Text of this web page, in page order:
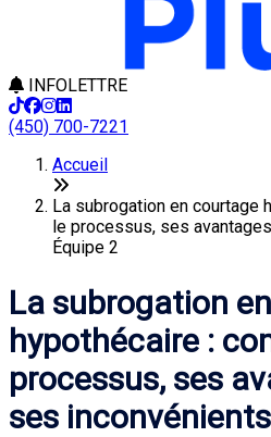
INFOLETTRE
(450) 700-7221
Accueil
La subrogation en courtage
le processus, ses
Équipe 2
La subrogation
hypothécaire :
processus, ses
ses inconvénients